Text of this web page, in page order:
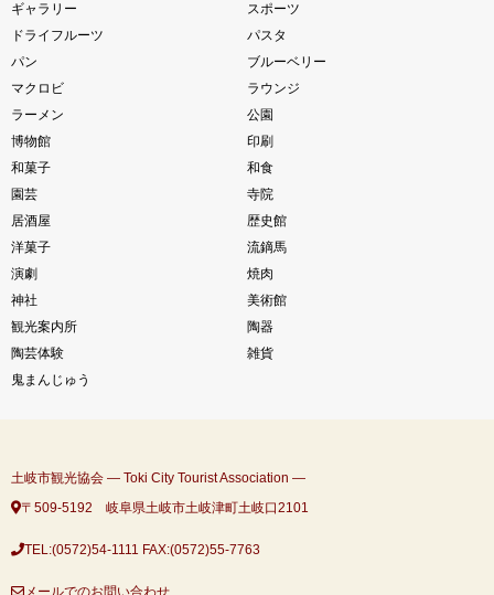
ギャラリー
スポーツ
ドライフルーツ
パスタ
パン
ブルーベリー
マクロビ
ラウンジ
ラーメン
公園
博物館
印刷
和菓子
和食
園芸
寺院
居酒屋
歴史館
洋菓子
流鏑馬
演劇
焼肉
神社
美術館
観光案内所
陶器
陶芸体験
雑貨
鬼まんじゅう
土岐市観光協会 ― Toki City Tourist Association ―
〒509-5192 岐阜県土岐市土岐津町土岐口2101
TEL:(0572)54-1111 FAX:(0572)55-7763
メールでのお問い合わせ